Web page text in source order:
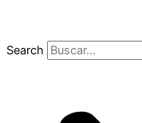
Search